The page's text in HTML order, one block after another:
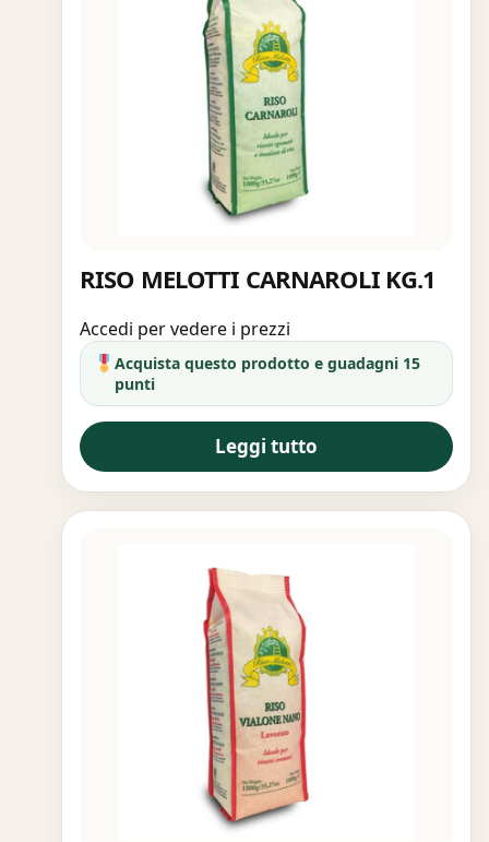
RISO MELOTTI CARNAROLI KG.1
Accedi per vedere i prezzi
Acquista questo prodotto e guadagni 15
punti
Leggi tutto